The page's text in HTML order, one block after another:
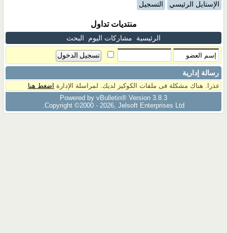
الإستايل الرئيسي التسجيل
منتديات تداول
الرئيسية مشاركات اليوم البحث
رسالة إدارية
عذرا. هناك مشكلة فى ملفات الكوكيز لديك. لمراسلة الإدارة اضغط هنا
Powered by vBulletin® Version 3.8.3
Copyright ©2000 - 2026, Jelsoft Enterprises Ltd.